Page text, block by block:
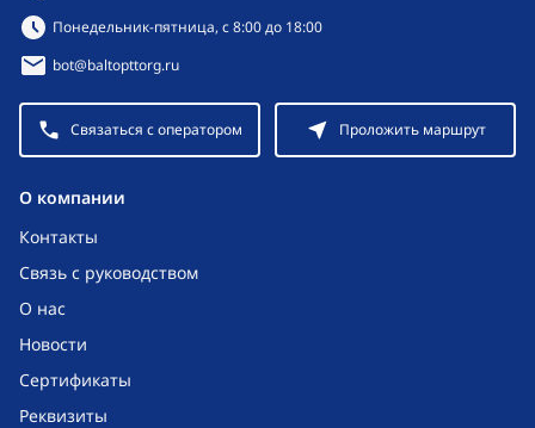
O компании
Контакты
Связь с руководством
О нас
Новости
Сертификаты
Реквизиты
Режим работы:
Понедельник-пятница, с 8:00 до 18:00
bot@baltopttorg.ru
Связаться с оператором Проложить маршрут